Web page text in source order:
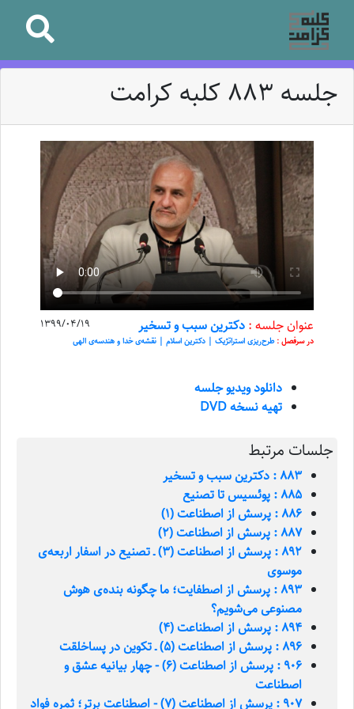
جلسه 883 کلبه کرامت
1399/04/19 عنوان جلسه : دکترین سبب و تسخیر
در سرفصل :طرح‌ریزی استراتژیک | دکترین اسلام | نقشه‌ی خدا و هندسه‌ی الهی
دانلود ویدیو جلسه
تهیه نسخه DVD
جلسات مرتبط
883 : دکترین سبب و تسخیر
885 : پوئسیس تا تصنیع
886 : پرسش از اصطناعت (1)
887 : پرسش از اصطناعت (2)
892 : پرسش از اصطناعت (3) ـ تصنیع در اسفار اربعه‌ی
موسوی
893 : پرسش از اصطفایت؛ ما چگونه بنده‌ی هوش
مصنوعی می‌شویم؟
894 : پرسش از اصطناعت (4)
896 : پرسش از اصطناعت (5) ـ تکوین در پساخلقت
906 : پرسش از اصطناعت (6) - چهار بيانيه عشق و
اصطناعت
907 : پرسش از اصطناعت (7) - اصطناعت برتر؛ ثمره فواد